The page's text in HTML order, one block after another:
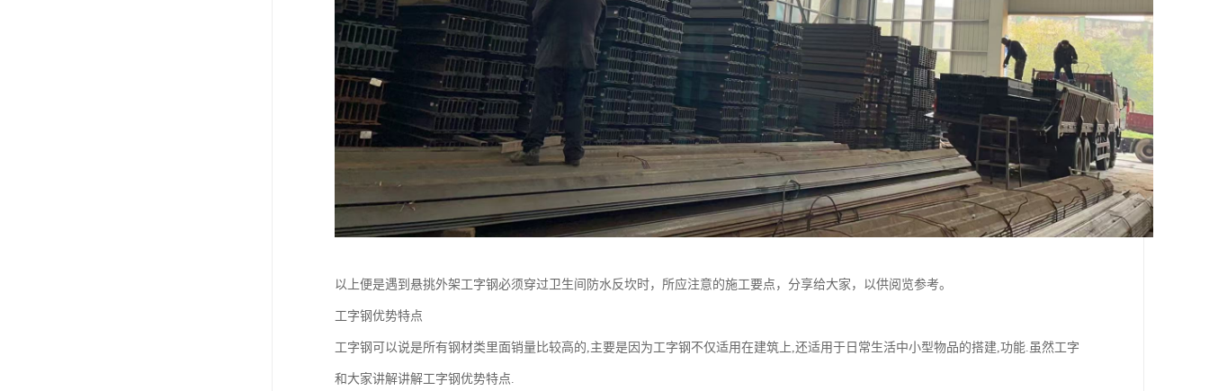
以上便是遇到悬挑外架工字钢必须穿过卫生间防水反坎时，所应注意的施工要点，分享给大家，以供阅览参考。
工字钢优势特点
工字钢可以说是所有钢材类里面销量比较高的,主要是因为工字钢不仅适用在建筑上,还适用于日常生活中小型物品的搭建,功能.虽然工字
和大家讲解讲解工字钢优势特点.